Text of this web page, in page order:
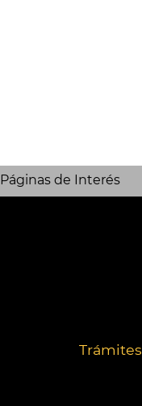
Páginas de Interés
Trámites